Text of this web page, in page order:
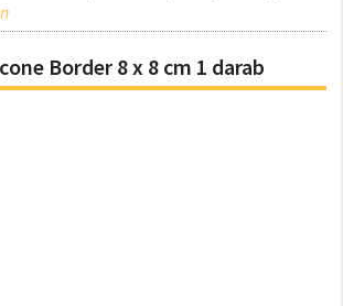
Border 8 x 8 cm 1 darab